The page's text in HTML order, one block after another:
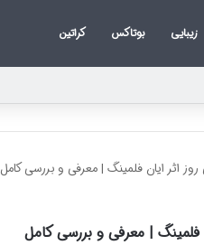
زیبایی بوتاکس کراتین
اثر ایان فلمینگ | معرفی و بررسی کامل
فلمینگ | معرفی و بررسی کامل